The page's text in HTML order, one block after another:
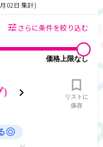
02日 集計)
さらに条件を絞り込む
価格上限なし
リストに
保存